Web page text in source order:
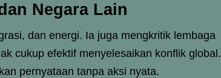
Negara Lain
dan energi. Ia juga mengkritik lembaga
cukup efektif menyelesaikan konflik global.
pernyataan tanpa aksi nyata.